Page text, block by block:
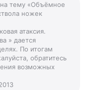
на тему «Объёмное
ножек
атаксия.
» дается
По итогам
обратитесь
возможных